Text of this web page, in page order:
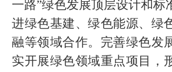
一路”绿色发展顶层设计和标
进绿色基建、绿色能源、绿
融等领域合作。完善绿色发
实开展绿色领域重点项目，